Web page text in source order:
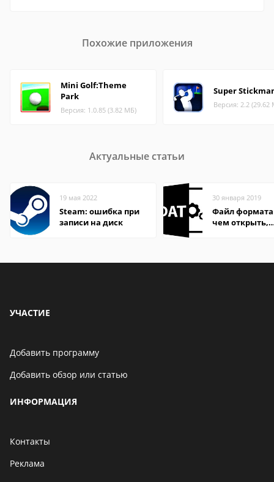
Похожие приложения
Mini Golf:Theme
Park
Версия: 1.0.85 (3.82 МБ)
Super
Версия: 2.2 (29.62
Актуальные статьи
19 мая 2022
Steam: ошибка при
записи на диск
30 января 2019
Файл формата
чем открыть,
УЧАСТИЕ
Добавить программу
Добавить обзор или статью
ИНФОРМАЦИЯ
Контакты
Реклама